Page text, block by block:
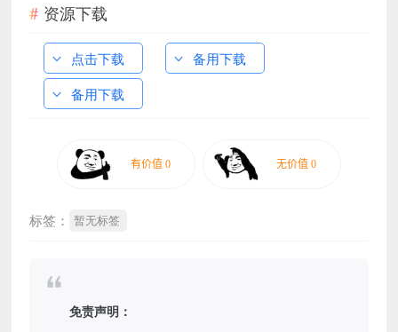
资源下载
点击下载
备用下载
备用下载
标签： 暂无标签
免责声明：